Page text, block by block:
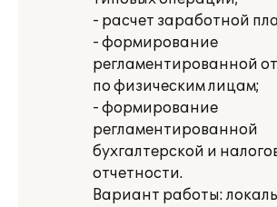
- расчет заработной
- формирование
регламентированной
по физическим лицам;
- формирование
регламентированной
бухгалтерской и
отчетности.
Вариант работы: